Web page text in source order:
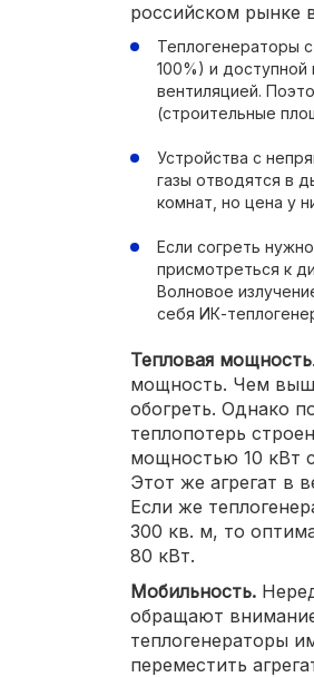
российском рынке
Теплогенераторы
100%) и доступной
вентиляцией.
(строительные
Устройства с
газы отводятся в
комнат, но цена у
Если согреть
присмотреться к
Волновое
себя ИК-
Тепловая мощность
мощность. Чем
обогреть. Однако
теплопотерь
мощностью 10 кВт
Этот же агрегат в
Если же
300 кв. м, то
80 кВт.
Мобильность.
обращают
теплогенераторы
переместить